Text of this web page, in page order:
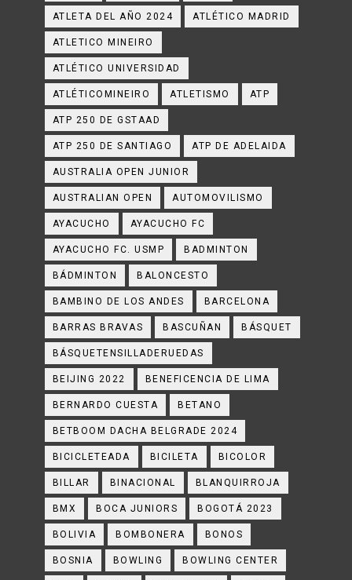
ATLETA DEL AÑO 2024 ATLÉTICO MADRID
ATLETICO MINEIRO
ATLÉTICO UNIVERSIDAD
ATLÉTICOMINEIRO ATLETISMO ATP
ATP 250 DE GSTAAD
ATP 250 DE SANTIAGO ATP DE ADELAIDA
AUSTRALIA OPEN JUNIOR
AUSTRALIAN OPEN AUTOMOVILISMO
AYACUCHO AYACUCHO FC
AYACUCHO FC. USMP BADMINTON
BÁDMINTON BALONCESTO
BAMBINO DE LOS ANDES BARCELONA
BARRAS BRAVAS BASCUÑAN BÁSQUET
BÁSQUETENSILLADERUEDAS
BEIJING 2022 BENEFICENCIA DE LIMA
BERNARDO CUESTA BETANO
BETBOOM DACHA BELGRADE 2024
BICICLETEADA BICILETA BICOLOR
BILLAR BINACIONAL BLANQUIRROJA
BMX BOCA JUNIORS BOGOTÁ 2023
BOLIVIA BOMBONERA BONOS
BOSNIA BOWLING BOWLING CENTER